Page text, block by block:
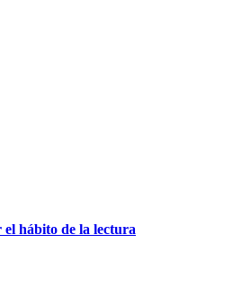
hábito de la lectura